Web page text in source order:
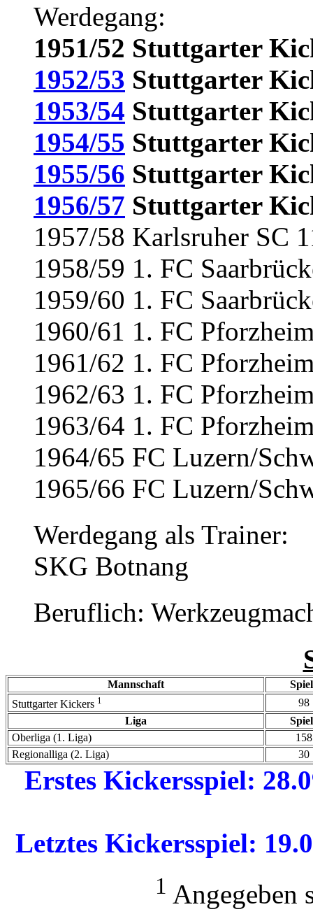
Werdegang:
1951/52 Stuttgarter
1952/53 Stuttgarter
1953/54 Stuttgarter
1954/55 Stuttgarter
1955/56 Stuttgarter
1956/57 Stuttgarter
1957/58 Karlsruher SC
1958/59 1. FC
1959/60 1. FC
1960/61 1. FC
1961/62 1. FC
1962/63 1. FC
1963/64 1. FC
1964/65 FC Luzern/
1965/66 FC Luzern/
Werdegang als Trainer:
SKG Botnang
Beruflich:
Mannschaft
Stuttgarter Kickers 1
98
Liga
Oberliga (1. Liga)
158
Regionalliga (2. Liga)
30
Erstes Kickersspiel:
Letztes Kickersspiel:
1 Angegeben